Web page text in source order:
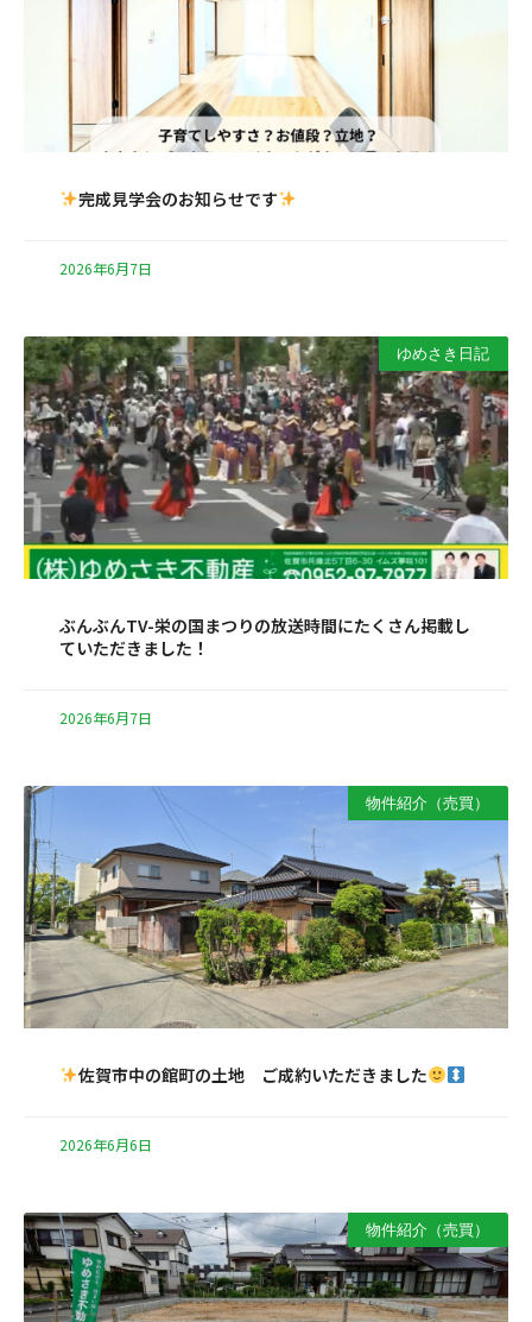
完成見学会のお知らせです
2026年6月7日
ゆめさき日記
ぶんぶんTV-栄の国まつりの放送時間にたくさん掲載し
ていただきました！
2026年6月7日
物件紹介（売買）
佐賀市中の館町の土地 ご成約いただきました
2026年6月6日
物件紹介（売買）